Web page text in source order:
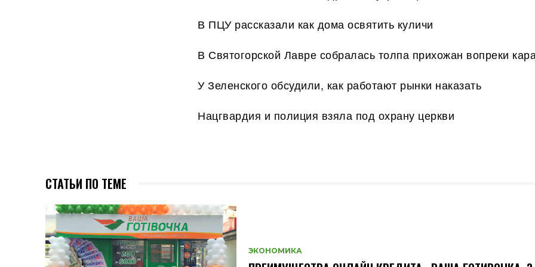
В ПЦУ рассказали как дома освятить куличи
В Святогорской Лавре собралась толпа прихожан вопреки
У Зеленского обсудили, как работают рынки наказать
Нацгвардия и полиция взяла под охрану церкви
СТАТЬИ ПО ТЕМЕ
ЭКОНОМИКА